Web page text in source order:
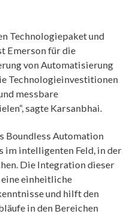
Technologiepaket und
Emerson für die
von Automatisierung
Technologieinvestitionen
messbare
sagte Karsanbhai.
Boundless Automation
im intelligenten Feld, in der
Die Integration dieser
einheitliche
und hilft den
in den Bereichen